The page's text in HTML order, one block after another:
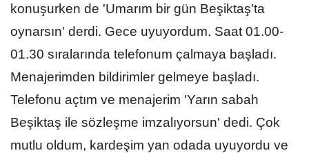
konuşurken de 'Umarım bir gün Beşiktaş'ta
oynarsın' derdi. Gece uyuyordum. Saat 01.00-
01.30 sıralarında telefonum çalmaya başladı.
Menajerimden bildirimler gelmeye başladı.
Telefonu açtım ve menajerim 'Yarın sabah
Beşiktaş ile sözleşme imzalıyorsun' dedi. Çok
mutlu oldum, kardeşim yan odada uyuyordu ve